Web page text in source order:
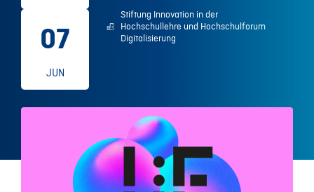
07
JUN
Stiftung Innovation in der
Hochschullehre und Hochschulforum
Digitalisierung